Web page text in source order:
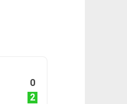
0
2